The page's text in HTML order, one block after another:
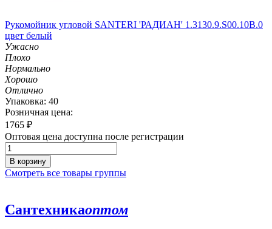
Рукомойник угловой SANTERI 'РАДИАН' 1.3130.9.S00.10B.0
цвет белый
Ужасно
Плохо
Нормально
Хорошо
Отлично
Упаковка: 40
Розничная цена:
1765 ₽
Оптовая цена доступна после регистрации
В корзину
Смотреть все товары группы
Сантехникаоптом